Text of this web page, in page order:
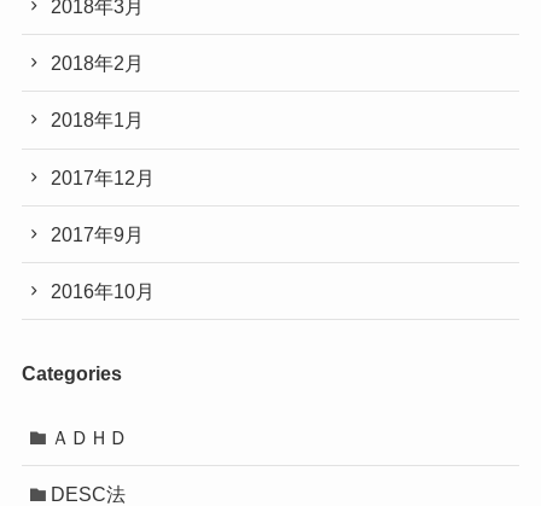
2018年3月
2018年2月
2018年1月
2017年12月
2017年9月
2016年10月
Categories
ＡＤＨＤ
DESC法